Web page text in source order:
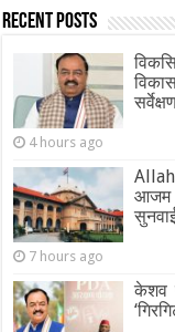
Recent Posts
4 hours ago
आजम
7 hours ago
केशव